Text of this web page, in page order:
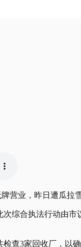
营业，昨日遭瓜
综合执法行动由
查3家回收厂，以